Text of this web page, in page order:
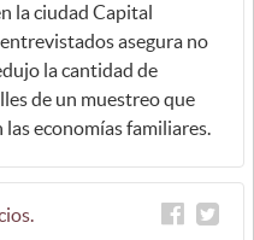
la ciudad Capital
asegura no
la cantidad de
de un muestreo que
economías familiares.